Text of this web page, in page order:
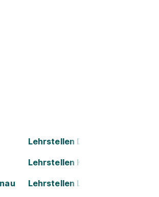
Lehrstellen Dornbirn
Lehrstellen Kapfenberg
Lehrstellen Leoben